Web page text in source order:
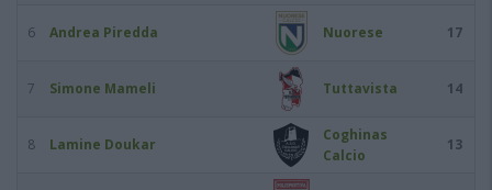
6 Andrea Piredda Nuorese 17
7 Simone Mameli Tuttavista 14
8 Lamine Doukar
Coghinas
Calcio
13